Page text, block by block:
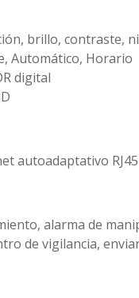
brillo, contraste,
Automático, Horario
digital
autoadaptativo
alarma de
de vigilancia,